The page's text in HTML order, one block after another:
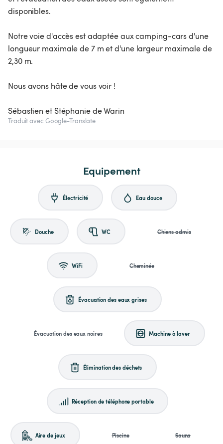
disponibles.
Notre voie d'accès est adaptée aux camping-cars d'une
longueur maximale de 7 m et d'une largeur maximale de
2,30 m.
Nous avons hâte de vous voir !
Sébastien et Stéphanie de Warin
Traduit avec Google-Translate
Equipement
Électricité Eau douce
Douche WC Chiens admis
WiFi Cheminée
Évacuation des eaux grises
Évacuation des eaux noires Machine à laver
Élimination des déchets
Réception de téléphone portable
Aire de jeux Piscine Sauna